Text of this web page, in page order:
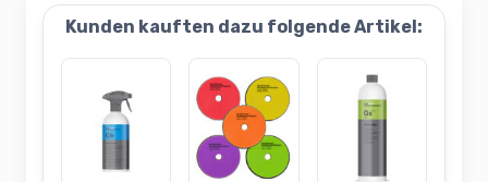
Kunden kauften dazu folgende Artikel: